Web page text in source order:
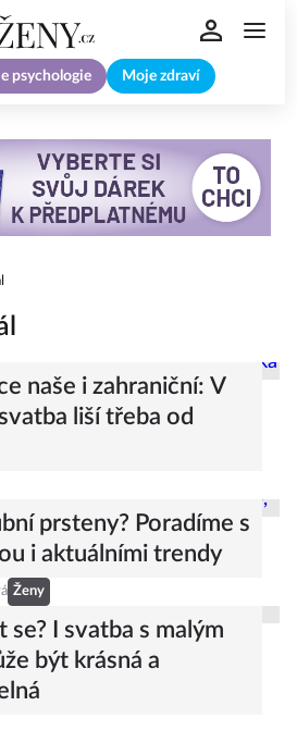
psychologie Moje zdraví
naše i zahraniční: V
liší třeba od
prsteny? Poradíme s
i aktuálními trendy
Ženy
se? I svatba s malým
být krásná a